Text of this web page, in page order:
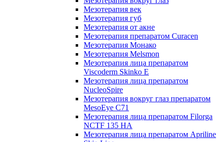
Мезотерапия век
Мезотерапия губ
Мезотерапия от акне
Мезотерапия препаратом Curacen
Мезотерапия Монако
Мезотерапия Melsmon
Мезотерапия лица препаратом
Viscoderm Skinko E
Мезотерапия лица препаратом
NucleoSpire
Мезотерапия вокруг глаз препаратом
MesoEye С71
Мезотерапия лица препаратом Filorga
NCTF 135 HA
Мезотерапия лица препаратом Apriline